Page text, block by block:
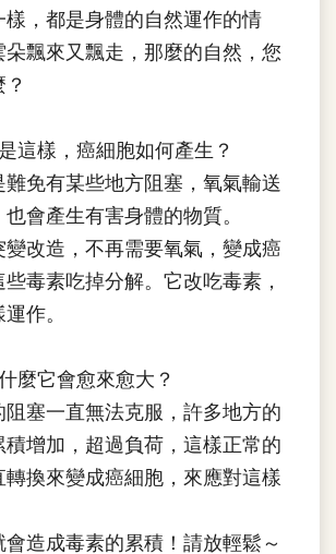
樣，都是身體的自然運作的情
朵飄來又飄走，那麼的自然，您
這樣，癌細胞如何產生？
免有某些地方阻塞，氧氣輸送
會產生有害身體的物質。
改造，不再需要氧氣，變成癌
毒素吃掉分解。它改吃毒素，
作。
麼它會愈來愈大？
塞一直無法克服，許多地方的
增加，超過負荷，這樣正常的
換來變成癌細胞，來應對這樣
造成毒素的累積！請放輕鬆～